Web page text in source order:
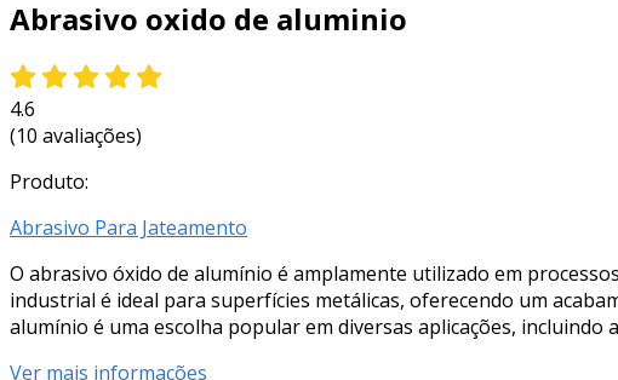
Abrasivo oxido de aluminio
4.6
(10 avaliações)
Produto:
Abrasivo Para Jateamento
O abrasivo óxido de alumínio é amplamente utilizado em
industrial é ideal para superfícies metálicas, oferecendo um
alumínio é uma escolha popular em diversas aplicações,
Ver mais informações